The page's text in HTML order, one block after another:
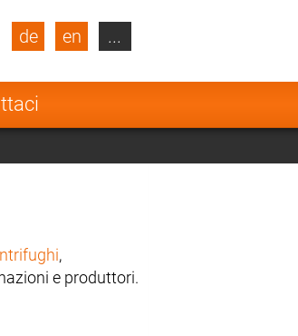
de en
Turkey
Netherlands
...
,
e produttori.